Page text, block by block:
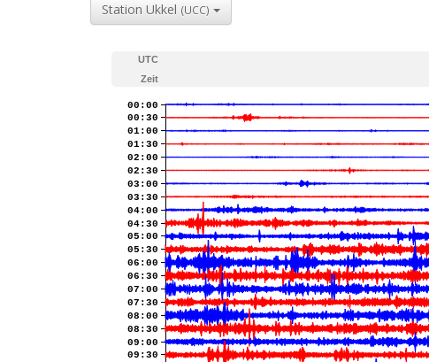
Station Ukkel (UCC)
UTC
Zeit
00:00
00:30
01:00
01:30
02:00
02:30
03:00
03:30
04:00
04:30
05:00
05:30
06:00
06:30
07:00
07:30
08:00
08:30
09:00
09:30